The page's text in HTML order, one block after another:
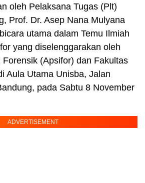
oleh Pelaksana Tugas (Plt)
Prof. Dr. Asep Nana Mulyana
utama dalam Temu Ilmiah
yang diselenggarakan oleh
(Apsifor) dan Fakultas
Aula Utama Unisba, Jalan
pada Sabtu 8 November
ADVERTISEMENT